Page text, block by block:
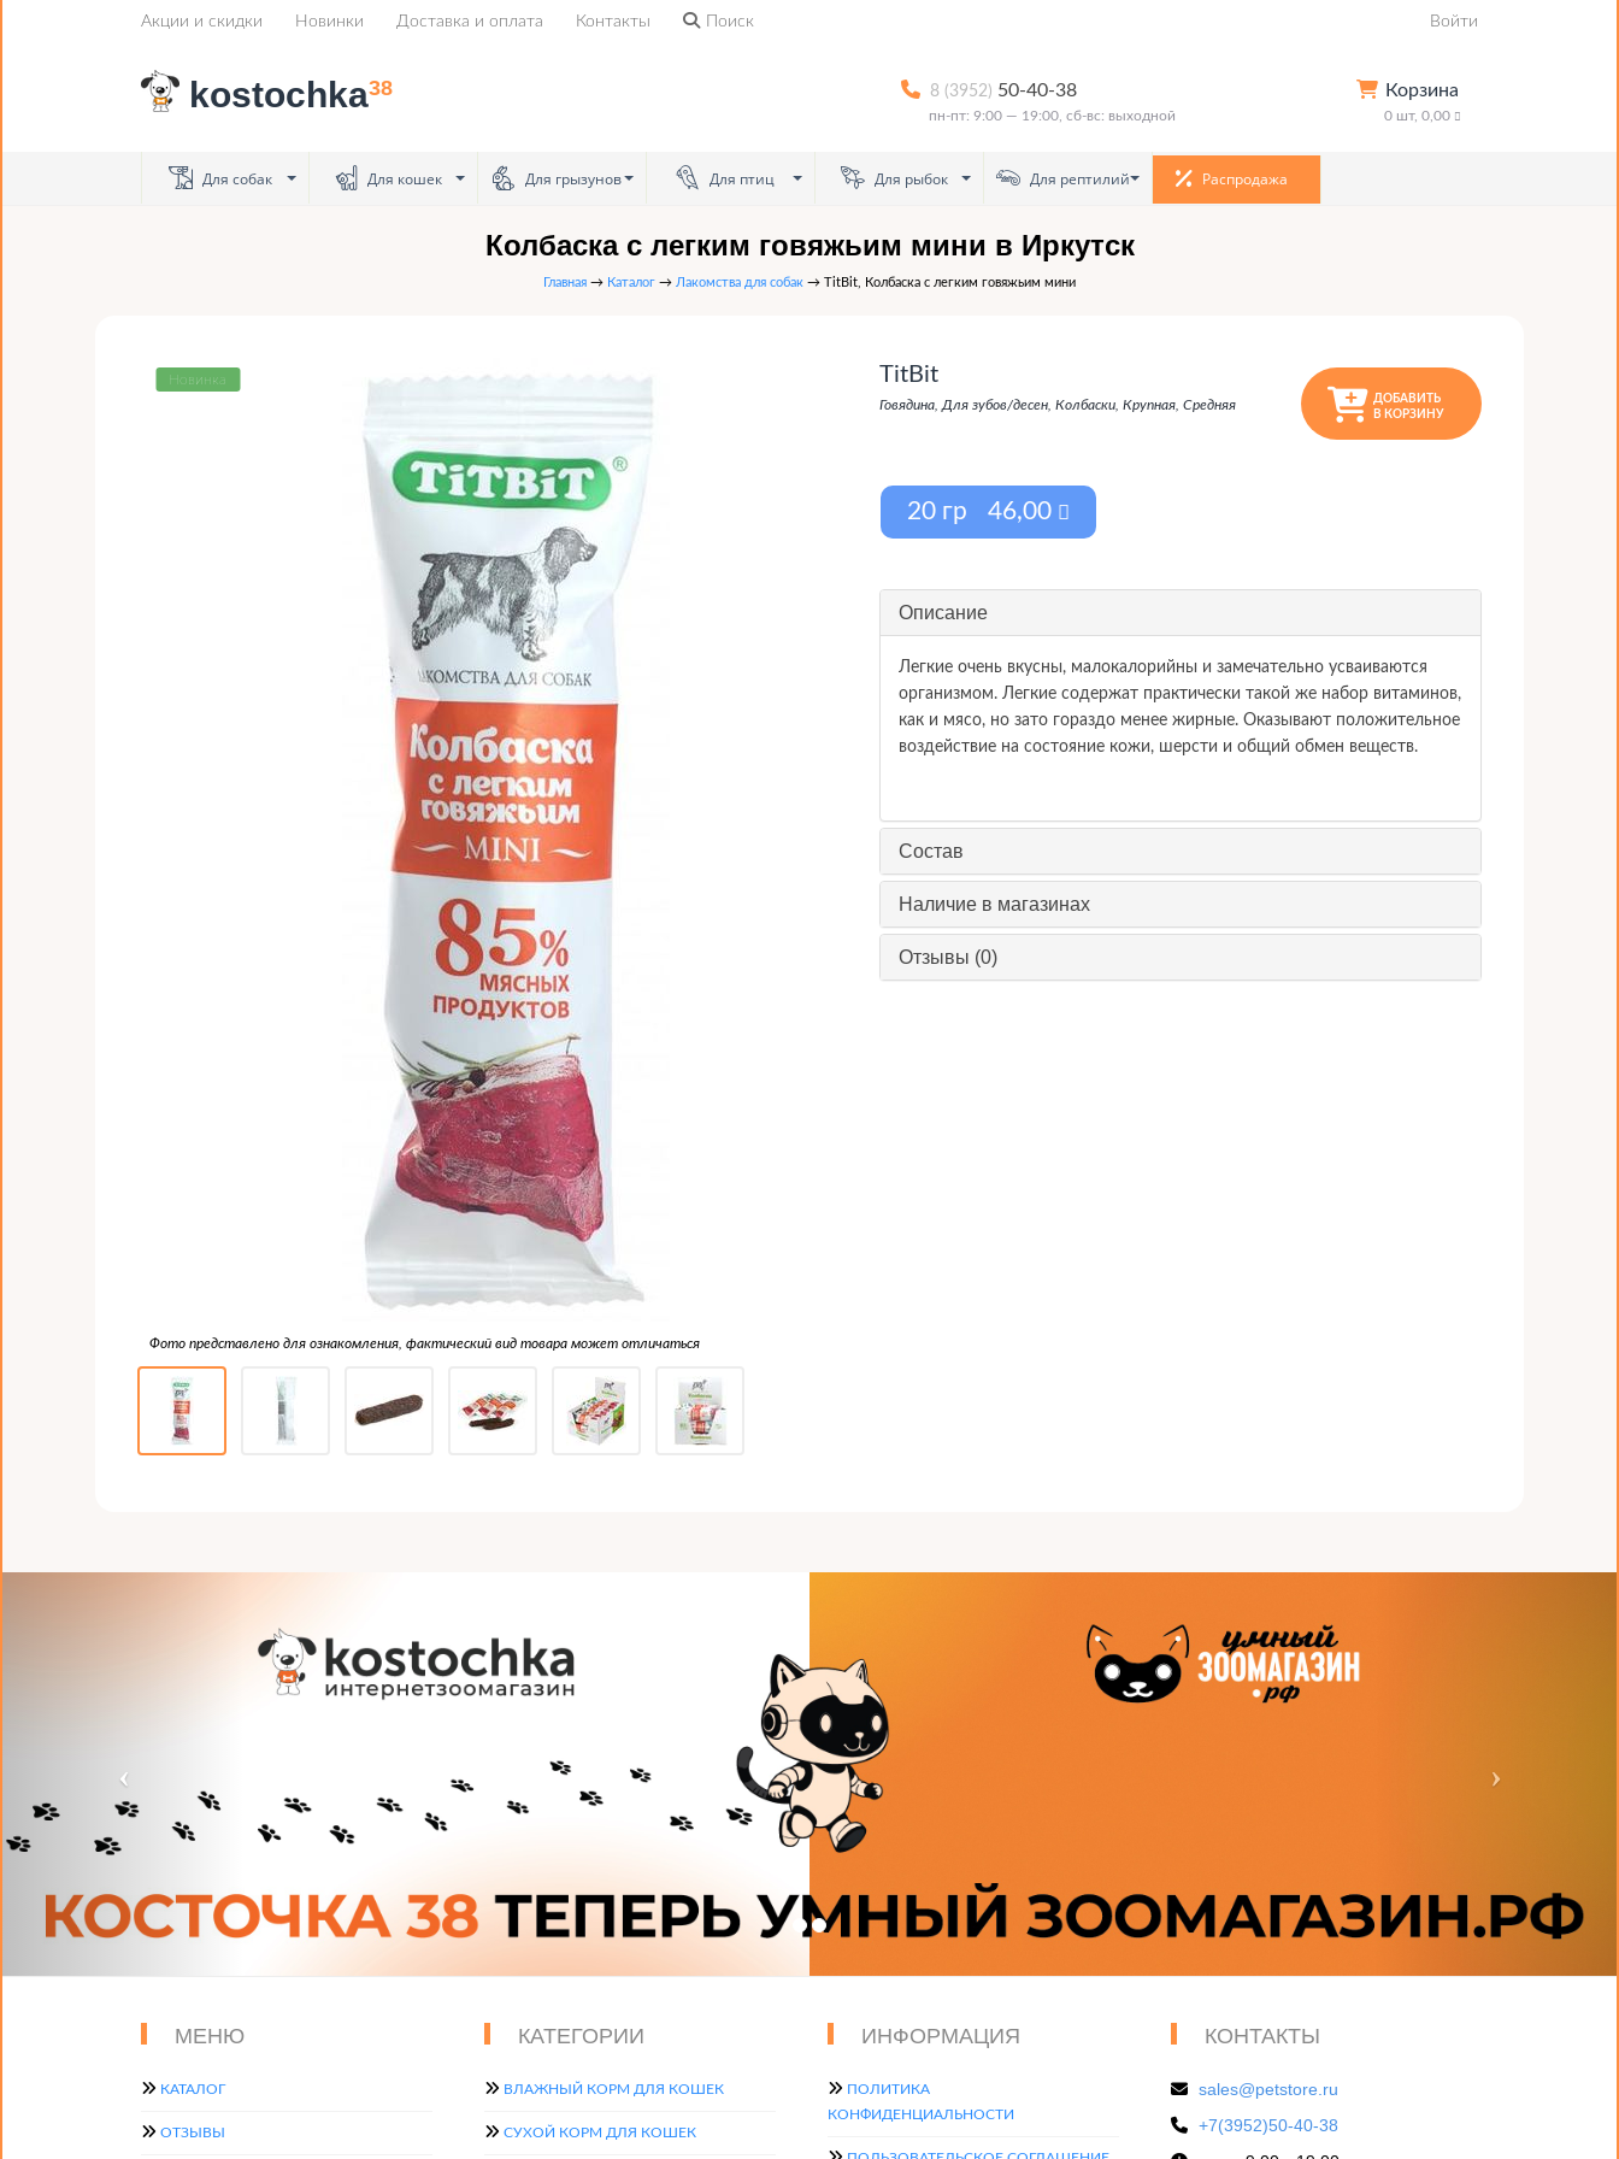
Акции и скидки Новинки Доставка и оплата Контакты Поиск Войти
kostochka38 Корзина
0 шт, 0,00
8 (3952) 50-40-38
пн-пт: 9:00 — 19:00, сб-вс: выходной
Для собак Для кошек Для грызунов Для птиц Для рыбок Для рептилий Распродажа
Колбаска с легким говяжьим мини в Иркутск
Главная → Каталог → Лакомства для собак → TitBit, Колбаска с легким говяжьим мини
Новинка
Фото представлено для ознакомления, фактический вид товара может отличаться
TitBit
Говядина, Для зубов/десен, Колбаски, Крупная, Средняя
ДОБАВИТЬ
В КОРЗИНУ
20 гр 46,00
Описание
Легкие очень вкусны, малокалорийны и замечательно усваиваются
организмом. Легкие содержат практически такой же набор витаминов,
как и мясо, но зато гораздо менее жирные. Оказывают положительное
воздействие на состояние кожи, шерсти и общий обмен веществ.
Состав
Наличие в магазинах
Отзывы (0)
МЕНЮ
КАТАЛОГ
ОТЗЫВЫ
КАТЕГОРИИ
ВЛАЖНЫЙ КОРМ ДЛЯ КОШЕК
СУХОЙ КОРМ ДЛЯ КОШЕК
ИНФОРМАЦИЯ
ПОЛИТИКА
КОНФИДЕНЦИАЛЬНОСТИ
КОНТАКТЫ
sales@petstore.ru
+7(3952)50-40-38